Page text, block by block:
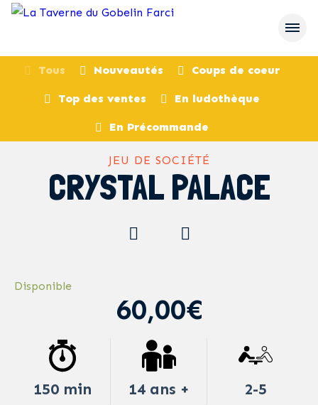
Tous Nouveautés Coups de coeur
Top des ventes En ludothèque
En Précommande
JEU DE SOCIÉTÉ
CRYSTAL PALACE
Disponible
60,00€
150 min 14 ans + 2-5